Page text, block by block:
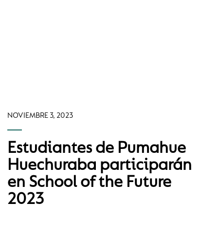
NOVIEMBRE 3, 2023
Estudiantes de Pumahue
Huechuraba participarán
en School of the Future
2023